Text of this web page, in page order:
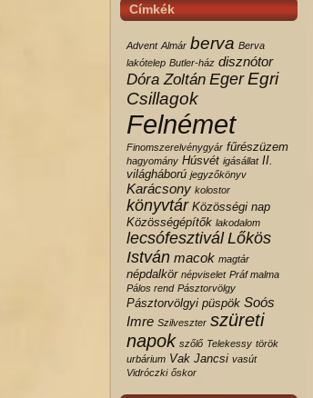
Címkék
Advent Almár berva Berva
lakótelep Butler-ház disznótor
Dóra Zoltán Eger Egri
Csillagok
Felnémet
Finomszerelvénygyár fűrészüzem
hagyomány Húsvét igásállat II.
világháború jegyzőkönyv
Karácsony kolostor
könyvtár Közösségi nap
Közösségépítők lakodalom
lecsófesztivál Lőkös
István macok magtár
népdalkör népviselet Práf malma
Pálos rend Pásztorvölgy
Pásztorvölgyi püspök Soós
Imre Szilveszter szüreti
napok szőlő Telekessy török
urbárium Vak Jancsi vasút
Vidróczki őskor